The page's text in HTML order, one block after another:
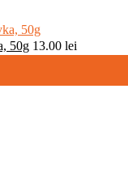
50g 13.00 lei